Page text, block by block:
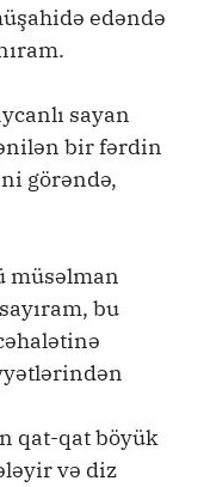
edəndə
sayan
bir fərdin
görəndə,
müsəlman
bu
qat-qat böyük
və diz